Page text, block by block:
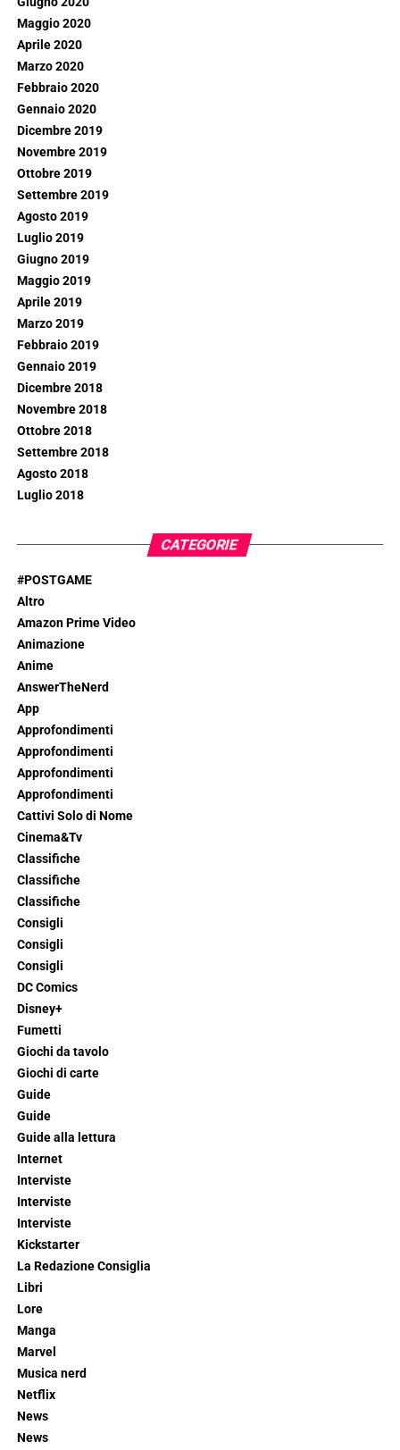
Maggio 2020
Aprile 2020
Marzo 2020
Febbraio 2020
Gennaio 2020
Dicembre 2019
Novembre 2019
Ottobre 2019
Settembre 2019
Agosto 2019
Luglio 2019
Giugno 2019
Maggio 2019
Aprile 2019
Marzo 2019
Febbraio 2019
Gennaio 2019
Dicembre 2018
Novembre 2018
Ottobre 2018
Settembre 2018
Agosto 2018
Luglio 2018
CATEGORIE
#POSTGAME
Altro
Amazon Prime Video
Animazione
Anime
AnswerTheNerd
App
Approfondimenti
Approfondimenti
Approfondimenti
Approfondimenti
Cattivi Solo di Nome
Cinema&Tv
Classifiche
Classifiche
Classifiche
Consigli
Consigli
Consigli
DC Comics
Disney+
Fumetti
Giochi da tavolo
Giochi di carte
Guide
Guide
Guide alla lettura
Internet
Interviste
Interviste
Interviste
Kickstarter
La Redazione Consiglia
Libri
Lore
Manga
Marvel
Musica nerd
Netflix
News
News